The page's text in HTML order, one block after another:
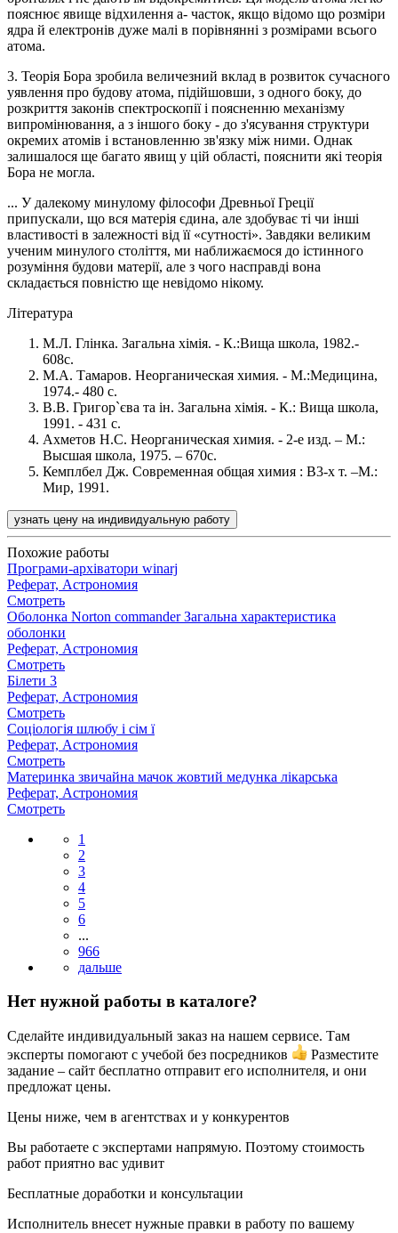
пояснює явище відхилення a- часток, якщо відомо що розміри
ядра й електронів дуже малі в порівнянні з розмірами всього
атома.
3. Теорія Бора зробила величезний вклад в розвиток сучасного
уявлення про будову атома, підійшовши, з одного боку, до
розкриття законів спектроскопії і поясненню механізму
випромінювання, а з іншого боку - до з'ясування структури
окремих атомів і встановленню зв'язку між ними. Однак
залишалося ще багато явищ у цій області, пояснити які теорія
Бора не могла.
... У далекому минулому філософи Древньої Греції
припускали, що вся матерія єдина, але здобуває ті чи інші
властивості в залежності від її «сутності». Завдяки великим
ученим минулого століття, ми наближаємося до істинного
розуміння будови матерії, але з чого насправді вона
складається повністю ще невідомо нікому.
Література
М.Л. Глiнка. Загальна хiмiя. - К.:Вища школа, 1982.-
608с.
М.А. Тамаров. Неорганическая химия. - М.:Медицина,
1974.- 480 с.
В.В. Григор`єва та iн. Загальна хiмiя. - К.: Вища школа,
1991. - 431 с.
Ахметов Н.С. Неорганическая химия. - 2-е изд. – М.:
Высшая школа, 1975. – 670с.
Кемплбел Дж. Современная общая химия : В3-х т. –М.:
Мир, 1991.
узнать цену на индивидуальную работу
Похожие работы
Програми-архіватори winarj
Реферат, Астрономия
Смотреть
Оболонка Norton commander Загальна характеристика
оболонки
Реферат, Астрономия
Смотреть
Білети 3
Реферат, Астрономия
Смотреть
Соціологія шлюбу і сім ї
Реферат, Астрономия
Смотреть
Материнка звичайна мачок жовтий медунка лікарська
Реферат, Астрономия
Смотреть
1
2
3
4
5
6
...
966
Нет нужной работы в каталоге?
Сделайте индивидуальный заказ на нашем сервисе. Там
эксперты помогают с учебой без посредников
Разместите
задание – сайт бесплатно отправит его исполнителя, и они
предложат цены.
Цены ниже, чем в агентствах и у конкурентов
Вы работаете с экспертами напрямую. Поэтому стоимость
работ приятно вас удивит
Бесплатные доработки и консультации
Исполнитель внесет нужные правки в работу по вашему